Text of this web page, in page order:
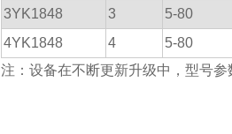
3YK1848
3 5-80
4YK1848
4 5-80
注：设备在不断更新升级中，型号参